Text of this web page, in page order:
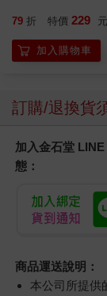
79 折 特價 229 元
加入購物車
訂購/退換貨
加入金石堂
態：
商品運送說明：
本公司所提供